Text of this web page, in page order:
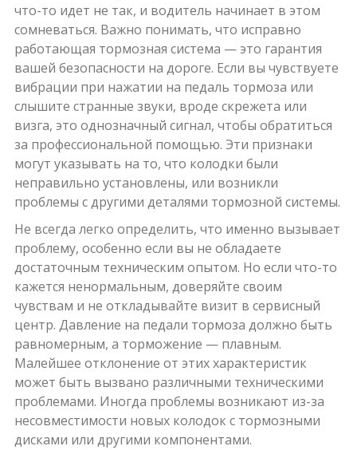
что-то идет не так, и водитель начинает в этом
сомневаться. Важно понимать, что исправно
работающая тормозная система — это гарантия
вашей безопасности на дороге. Если вы чувствуете
вибрации при нажатии на педаль тормоза или
слышите странные звуки, вроде скрежета или
визга, это однозначный сигнал, чтобы обратиться
за профессиональной помощью. Эти признаки
могут указывать на то, что колодки были
неправильно установлены, или возникли
проблемы с другими деталями тормозной системы.
Не всегда легко определить, что именно вызывает
проблему, особенно если вы не обладаете
достаточным техническим опытом. Но если что-то
кажется ненормальным, доверяйте своим
чувствам и не откладывайте визит в сервисный
центр. Давление на педали тормоза должно быть
равномерным, а торможение — плавным.
Малейшее отклонение от этих характеристик
может быть вызвано различными техническими
проблемами. Иногда проблемы возникают из-за
несовместимости новых колодок с тормозными
дисками или другими компонентами.